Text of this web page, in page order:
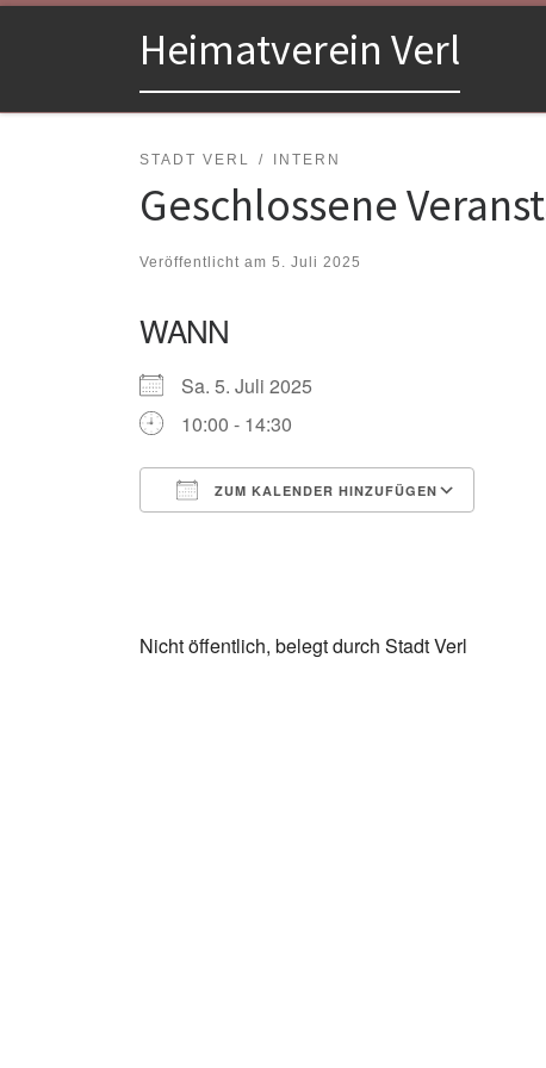
Zum Inhalt springenHeimatverein Verl
STADT VERL INTERN
Geschlossene
Veröffentlicht am 5. Juli 2025
WANN
Sa. 5. Juli 2025
10:00 - 14:30
ZUM KALENDER HINZUFÜGEN
Nicht öffentlich, belegt durch Stadt Verl